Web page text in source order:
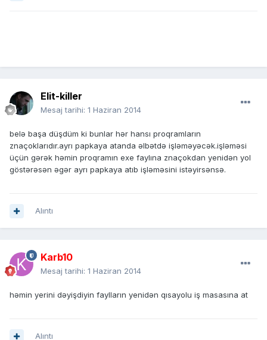
Elit-killer
Mesaj tarihi: 1 Haziran 2014
belə başa düşdüm ki bunlar hər hansı proqramların
znaçoklarıdır.ayrı papkaya atanda əlbətdə işləməyəcək.işləməsi
üçün gərək həmin proqramın exe faylına znaçokdan yenidən yol
göstərəsən əgər ayrı papkaya atıb işləməsini istəyirsənsə.
Alıntı
Karb10
Mesaj tarihi: 1 Haziran 2014
həmin yerini dəyişdiyin faylların yenidən qısayolu iş masasına at
Alıntı